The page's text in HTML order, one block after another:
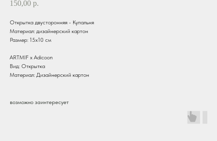
150,00 р.
Открытка двусторонняя - Купальня
Материал: дизайнерский картон
Размер: 15х10 см
ARTMIF х Adicoon
Вид: Открытка
Материал: Дизайнерский картон
возможно заинтересует